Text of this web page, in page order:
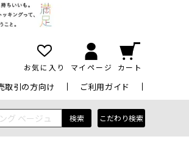
お気に入り マイページ カート
取引の方向け ご利用ガイド
検索 こだわり検索